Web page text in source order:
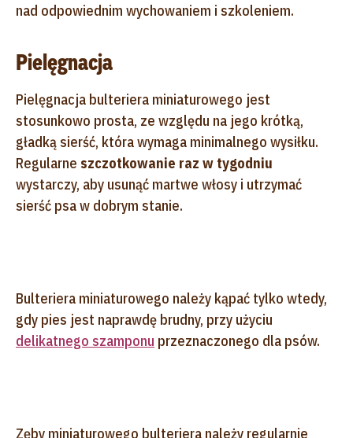
nad odpowiednim wychowaniem i szkoleniem.
Pielęgnacja
Pielęgnacja bulteriera miniaturowego jest
stosunkowo prosta, ze względu na jego krótką,
gładką sierść, która wymaga minimalnego wysiłku.
Regularne szczotkowanie raz w tygodniu
wystarczy, aby usunąć martwe włosy i utrzymać
sierść psa w dobrym stanie.
Bulteriera miniaturowego należy kąpać tylko wtedy,
gdy pies jest naprawdę brudny, przy użyciu
delikatnego szamponu przeznaczonego dla psów.
Zęby miniaturowego bulteriera należy regularnie